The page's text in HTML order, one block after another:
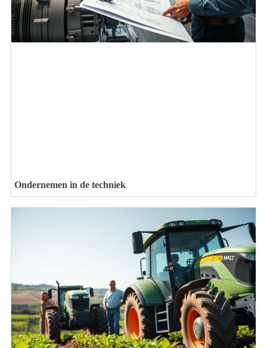
Ondernemen in de techniek